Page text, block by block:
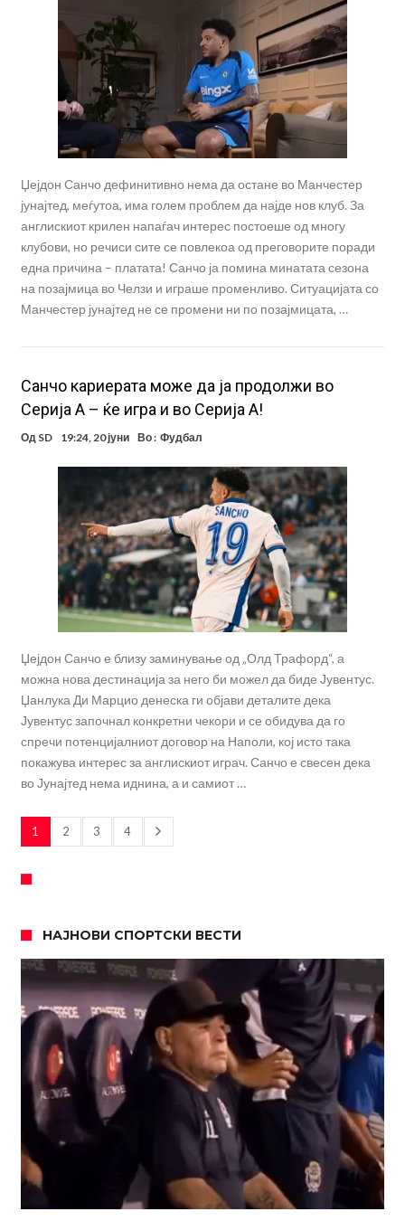
Џејдон Санчо дефинитивно нема да остане во Манчестер
јунајтед, меѓутоа, има голем проблем да најде нов клуб. За
англискиот крилен напаѓач интерес постоеше од многу
клубови, но речиси сите се повлекоа од преговорите поради
една причина – платата! Санчо ја помина минатата сезона
на позајмица во Челзи и играше променливо. Ситуацијата со
Манчестер јунајтед не се промени ни по позајмицата, …
Санчо кариерата може да ја продолжи во
Серија А – ќе игра и во Серија А!
Од SD 19:24, 20 јуни Во : Фудбал
Џејдон Санчо е близу заминување од „Олд Трафорд“, а
можна нова дестинација за него би можел да биде Јувентус.
Џанлука Ди Марцио денеска ги објави деталите дека
Јувентус започнал конкретни чекори и се обидува да го
спречи потенцијалниот договор на Наполи, кој исто така
покажува интерес за англискиот играч. Санчо е свесен дека
во Јунајтед нема иднина, а и самиот …
1 2 3 4
НАЈНОВИ СПОРТСКИ ВЕСТИ